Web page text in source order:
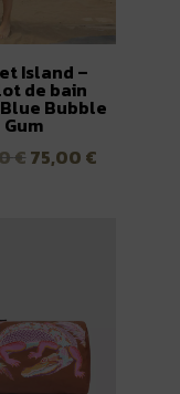
Island –
de bain
Bubble
Gum
€ Le
75,00 €Le